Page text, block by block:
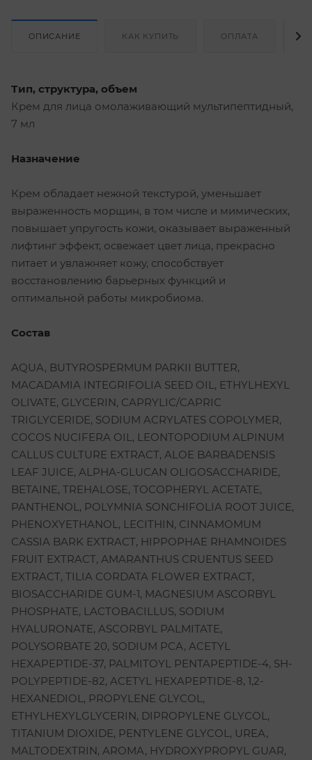
ОПИСАНИЕ КАК КУПИТЬ ОПЛАТА
Тип, структура, объем
Крем для лица омолаживающий мультипептидный,
7 мл
Назначение
Крем обладает нежной текстурой, уменьшает
выраженность морщин, в том числе и мимических,
повышает упругость кожи, оказывает выраженный
лифтинг эффект, освежает цвет лица, прекрасно
питает и увлажняет кожу, способствует
восстановлению барьерных функций и
оптимальной работы микробиома.
Состав
AQUA, BUTYROSPERMUM PARKII BUTTER,
MACADAMIA INTEGRIFOLIA SEED OIL, ETHYLHEXYL
OLIVATE, GLYCERIN, CAPRYLIC/CAPRIC
TRIGLYCERIDE, SODIUM ACRYLATES COPOLYMER,
COCOS NUCIFERA OIL, LEONTOPODIUM ALPINUM
CALLUS CULTURE EXTRACT, ALOE BARBADENSIS
LEAF JUICE, ALPHA-GLUCAN OLIGOSACCHARIDE,
BETAINE, TREHALOSE, TOCOPHERYL ACETATE,
PANTHENOL, POLYMNIA SONCHIFOLIA ROOT JUICE,
PHENOXYETHANOL, LECITHIN, CINNAMOMUM
CASSIA BARK EXTRACT, HIPPOPHAE RHAMNOIDES
FRUIT EXTRACT, AMARANTHUS CRUENTUS SEED
EXTRACT, TILIA CORDATA FLOWER EXTRACT,
BIOSACCHARIDE GUM-1, MAGNESIUM ASCORBYL
PHOSPHATE, LACTOBACILLUS, SODIUM
HYALURONATE, ASCORBYL PALMITATE,
POLYSORBATE 20, SODIUM PCA, ACETYL
HEXAPEPTIDE-37, PALMITOYL PENTAPEPTIDE-4, SH-
POLYPEPTIDE-82, ACETYL HEXAPEPTIDE-8, 1,2-
HEXANEDIOL, PROPYLENE GLYCOL,
ETHYLHEXYLGLYCERIN, DIPROPYLENE GLYCOL,
TITANIUM DIOXIDE, PENTYLENE GLYCOL, UREA,
MALTODEXTRIN, AROMA, HYDROXYPROPYL GUAR,